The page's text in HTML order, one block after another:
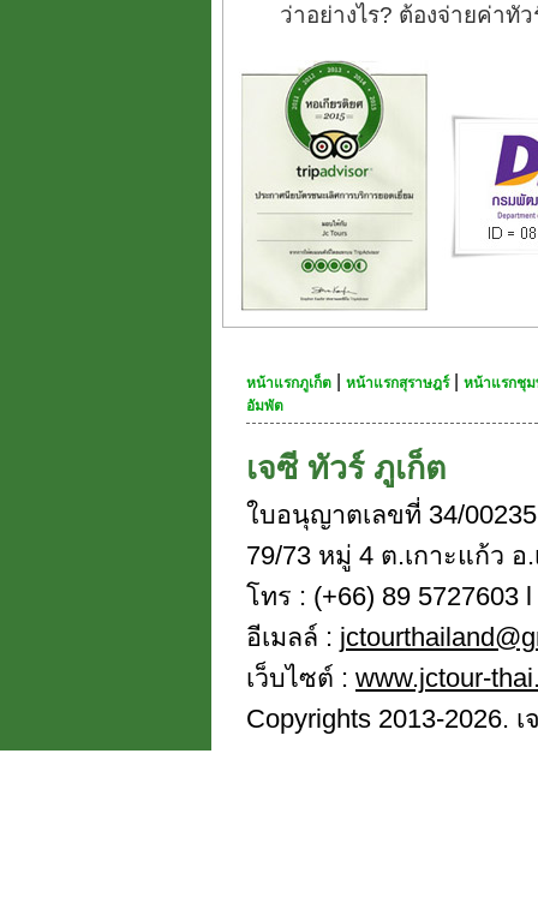
ว่าอย่างไร? ต้องจ่ายค่าทั
หน้าแรกภูเก็ต หน้าแรกสุราษฎร์|
หน้าแรกชุม
อัมพัต
เจซี ทัวร์ ภูเก็ต
ใบอนุญาตเลขที่ 34/
79/73 หมู่ 4 ต.เกาะแก้ว อ
โทร : (+66) 89 5727603
อีเมลล์ :
เว็บไซต์ : www.jctour-
Copyrights 2013-2026.